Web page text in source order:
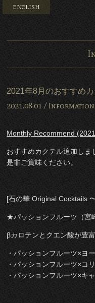
ENGLISH
2021年8月のおすすめ
2021.08.01 /Information
Monthly Recommend
おすすめカクテル追加しま
是非ご賞味ください。
[石の華 Original Cocktails
★パッションフルーツ（宮
βカロテンとクエン酸が豊
・パッションフルーツ×
・パッションフルーツ×
・パッションフルーツ×